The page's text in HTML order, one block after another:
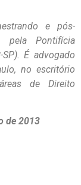
e pós-
pela Pontifícia
É advogado
no escritório
de Direito
de 2013